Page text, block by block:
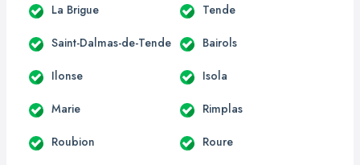
La Brigue Tende
Saint-Dalmas-de-Tende Bairols
Ilonse Isola
Marie Rimplas
Roubion Roure